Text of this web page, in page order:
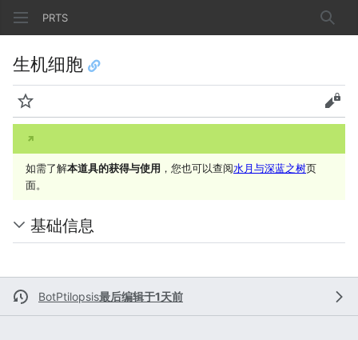
PRTS 搜索
生机细胞
监视 查看
如需了解本道具的获得与使用 ，您也可以查阅水月与深蓝之树页
面。
基础信息
BotPtilopsis最后编辑于1天前